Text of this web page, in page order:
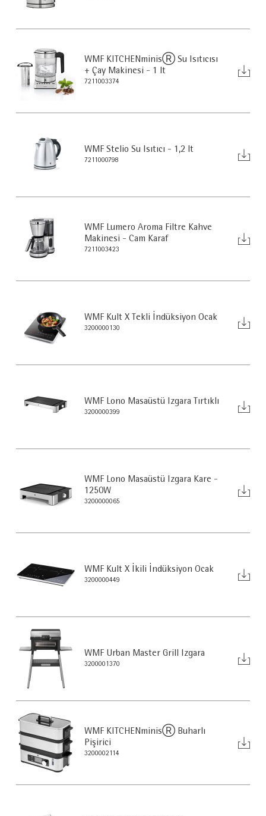
WMF KITCHENminisⓇ Su Isıtıcısı
+ Çay Makinesi - 1 lt
7211003374
WMF Stelio Su Isıtıcı - 1,2 lt
7211000798
WMF Lumero Aroma Filtre Kahve
Makinesi - Cam Karaf
7211003423
WMF Kult X Tekli İndüksiyon Ocak
3200000130
WMF Lono Masaüstü Izgara Tırtıklı
3200000399
WMF Lono Masaüstü Izgara Kare -
1250W
3200000065
WMF Kult X İkili İndüksiyon Ocak
3200000449
WMF Urban Master Grill Izgara
3200001370
WMF KITCHENminisⓇ Buharlı
Pişirici
3200002114